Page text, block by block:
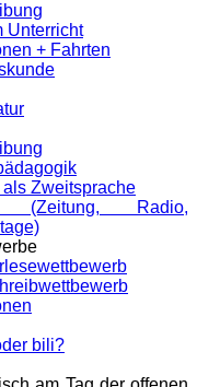
Unterricht
+ Fahrten
als Zweitsprache
(Zeitung, Radio,
bili?